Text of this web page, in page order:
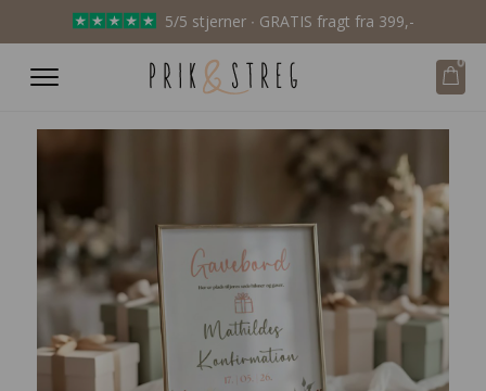
5/5 stjerner ∙ GRATIS fragt fra 399,-
0